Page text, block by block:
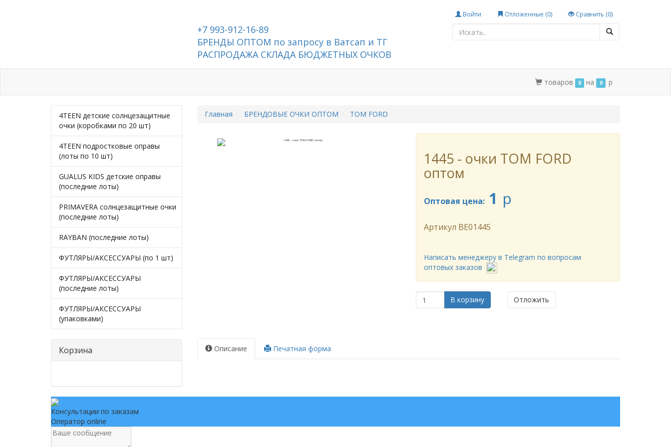
Войти Отложенные (0) Сравнить (0)
+7 993-912-16-89
БРЕНДЫ ОПТОМ по запросу в Ватсап и ТГ
РАСПРОДАЖА СКЛАДА БЮДЖЕТНЫХ ОЧКОВ
товаров 0 на 0 p
4TEEN детские солнцезащитные
очки (коробками по 20 шт)
4TEEN подростковые оправы
(лоты по 10 шт)
GUALUS KIDS детские оправы
(последние лоты)
PRIMAVERA солнцезащитные очки
(последние лоты)
RAYBAN (последние лоты)
ФУТЛЯРЫ/АКСЕССУАРЫ (по 1 шт)
ФУТЛЯРЫ/АКСЕССУАРЫ
(последние лоты)
ФУТЛЯРЫ/АКСЕССУАРЫ
(упаковками)
Корзина
Главная БРЕНДОВЫЕ ОЧКИ ОПТОМ TOM FORD
1445 - очки TOM FORD
оптом
Оптовая цена: 1 p
Артикул BE01445
Написать менеджеру в Telegram по вопросам
оптовых заказов
В корзину Отложить
Описание Печатная форма
Консультации по заказам
Оператор online